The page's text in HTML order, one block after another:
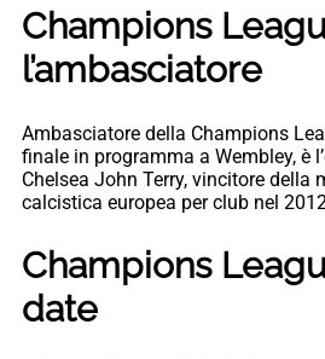
Champions
l’ambasciatore
Ambasciatore della Champions
finale in programma a Wembley, è
Chelsea John Terry, vincitore della
calcistica europea per club nel
Champions
date